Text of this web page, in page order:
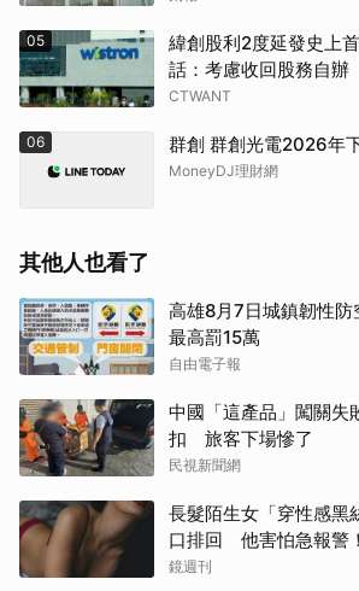
05
緯創股利2度延發史上
話：考慮收回股務自辦
CTWANT
06 群創 群創光電2026年
MoneyDJ理財網
其他人也看了
高雄8月7日城鎮韌性
最高罰15萬
自由電子報
中國「這產品」闖關失
扣 旅客下場慘了
民視新聞網
長髮陌生女「穿性感黑
口排回 他害怕急報警
鏡週刊
取消